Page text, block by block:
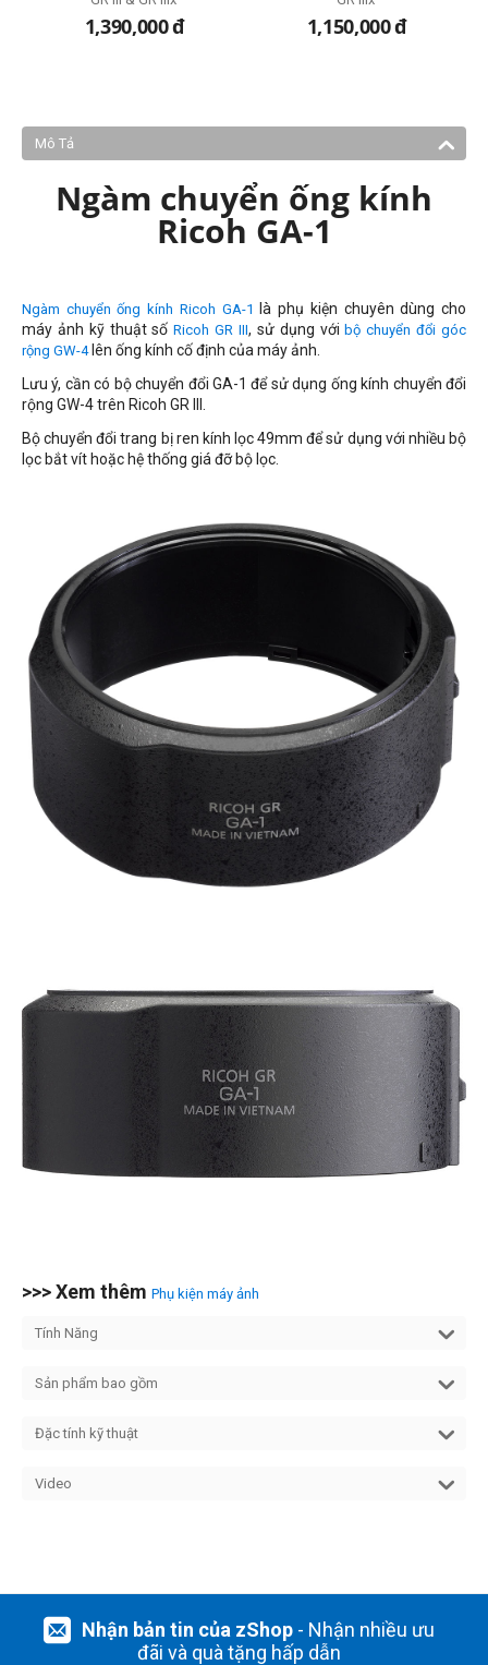
1,390,000đ 1,150,000đ
Mô Tả
Ngàm chuyển ống kính
Ricoh GA-1
Ngàm chuyển ống kính Ricoh GA-1
là phụ kiện chuyên dùng cho
máy ảnh kỹ thuật sốRicoh GR III, sử dụng vớibộ chuyển đổi góc
rộng GW-4lên ống kính cố định của máy ảnh.
Lưu ý, cần có bộ chuyển đổi GA-1 để sử dụng ống kính chuyển đổi
rộng GW-4 trên Ricoh GR III.
Bộ chuyển đổi trang bị ren kính lọc 49mm để sử dụng với nhiều bộ
lọc bắt vít hoặc hệ thống giá đỡ bộ lọc.
>>> Xem thêm Phụ kiện máy ảnh
Tính Năng
Sản phẩm bao gồm
Đặc tính kỹ thuật
Video
Nhận bản tin của zShop- Nhận nhiều ưu
đãi và quà tặng hấp dẫn